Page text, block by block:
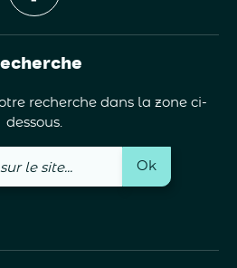
recherche dans la zone ci-
dessous.
Ok